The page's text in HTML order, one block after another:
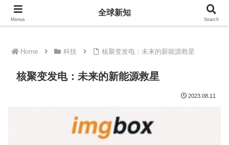
全球新知
Home 科技 核聚变发电：未来的新能源救星
核聚变发电：未来的新能源救星
2023.08.11
Menus
全球新知
Search